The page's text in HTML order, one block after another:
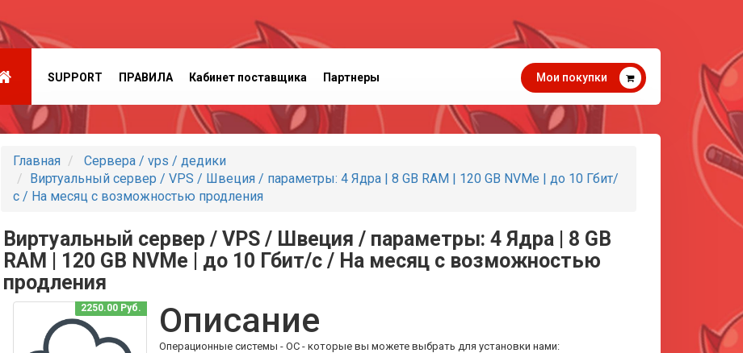
SUPPORT ПРАВИЛА Кабинет поставщика Партнеры Мои покупки
Главная
Сервера / vps / дедики
Виртуальный сервер / VPS / Швеция / параметры: 4 Ядра | 8 GB RAM | 120 GB NVMe | до 10 Гбит/
с / На месяц с возможностью продления
Виртуальный сервер / VPS / Швеция / параметры: 4 Ядра | 8 GB
RAM | 120 GB NVMe | до 10 Гбит/с / На месяц с возможностью
продления
2250.00 Руб. Описание
Операционные системы - ОС - которые вы можете выбрать для установки нами: